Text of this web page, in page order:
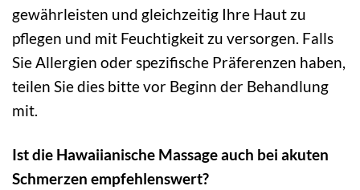
gewährleisten und gleichzeitig Ihre Haut zu
pflegen und mit Feuchtigkeit zu versorgen. Falls
Sie Allergien oder spezifische Präferenzen haben,
teilen Sie dies bitte vor Beginn der Behandlung
mit.
Ist die Hawaiianische Massage auch bei akuten
Schmerzen empfehlenswert?